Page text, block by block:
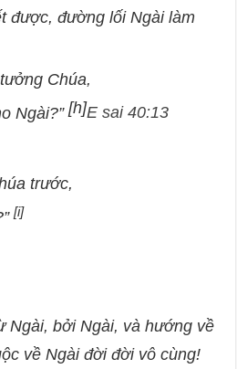
được, đường lối Ngài làm
Chúa,
Ngài?”[h]E sai 40:13
trước,
[i]
Ngài, bởi Ngài, và hướng về
về Ngài đời đời vô cùng!